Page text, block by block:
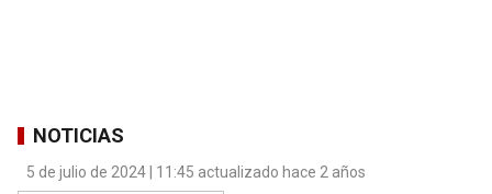
NOTICIAS
5 de julio de 2024 | 11:45 actualizado hace 2 años